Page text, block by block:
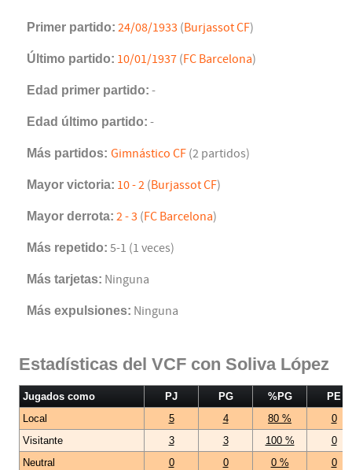
Primer partido: 24/08/1933 (Burjassot CF)
Último partido: 10/01/1937 (FC Barcelona)
Edad primer partido: -
Edad último partido: -
Más partidos: Gimnástico CF (2 partidos)
Mayor victoria: 10 - 2 (Burjassot CF)
Mayor derrota: 2 - 3 (FC Barcelona)
Más repetido: 5-1 (1 veces)
Más tarjetas: Ninguna
Más expulsiones: Ninguna
Estadísticas del VCF con Soliva López
Jugados como PJ PG %PG
PE
Local
5 4 80 %
0
Visitante
3 3 100 %
0
Neutral
0 0 0 %
0